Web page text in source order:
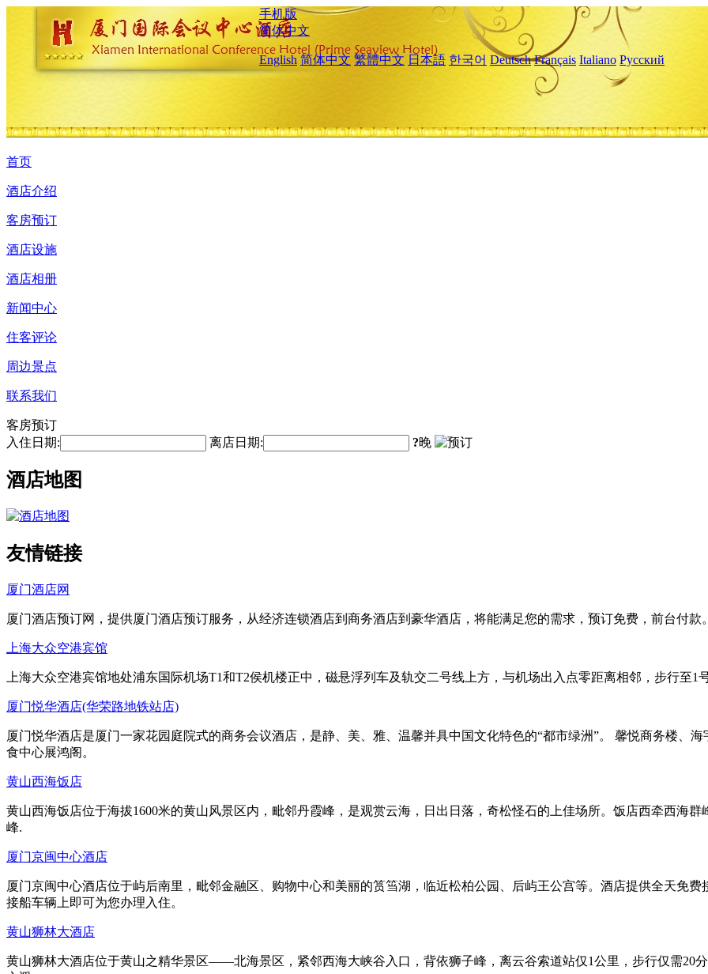
手机版
简体中文
English 简体中文 繁體中文 日本語 한국어 Deutsch Français Italiano Русский
首页
酒店介绍
客房预订
酒店设施
酒店相册
新闻中心
住客评论
周边景点
联系我们
客房预订
入住日期:
离店日期: ?晚
酒店地图
友情链接
厦门酒店网
厦门酒店预订网，提供厦门酒店预订服务，从经济连锁酒店到商务酒店到豪华酒店，将能满足您的需求，预订免费，前台付款。
上海大众空港宾馆
上海大众空港宾馆地处浦东国际机场T1和T2侯机楼正中，磁悬浮列车及轨交二号线上方，与机场出入点零距离相邻，步行至1
厦门悦华酒店(华荣路地铁站店)
厦门悦华酒店是厦门一家花园庭院式的商务会议酒店，是静、美、雅、温馨并具中国文化特色的“都市绿洲”。 馨悦商务楼、
食中心展鸿阁。
黄山西海饭店
黄山西海饭店位于海拔1600米的黄山风景区内，毗邻丹霞峰，是观赏云海，日出日落，奇松怪石的上佳场所。饭店西牵西海
峰.
厦门京闽中心酒店
厦门京闽中心酒店位于屿后南里，毗邻金融区、购物中心和美丽的筼筜湖，临近松柏公园、后屿王公宫等。酒店提供全天免
接船车辆上即可为您办理入住。
黄山狮林大酒店
黄山狮林大酒店位于黄山之精华景区——北海景区，紧邻西海大峡谷入口，背依狮子峰，离云谷索道站仅1公里，步行仅需